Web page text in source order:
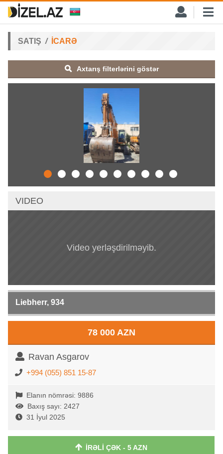
SATIŞ İCARƏ
Axtarış filterlərini göstər
VIDEO
Video yerləşdirilməyib.
Liebherr, 934
78 000 AZN
Ravan Asgarov
+994 (055) 851 15-87
Elanın nömrəsi: 9886
Baxış sayı: 2427
31 İyul 2025
İRƏLİ ÇƏK - 5 AZN